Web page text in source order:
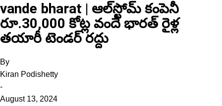
vande bharat | ఆల్‌స్టోమ్ కంపెనీ
రూ.30,000 కోట్ల వందే భారత్ రైళ్ల
తయారీ టెండర్‌ రద్దు
By
Kiran Podishetty
-
August 13, 2024